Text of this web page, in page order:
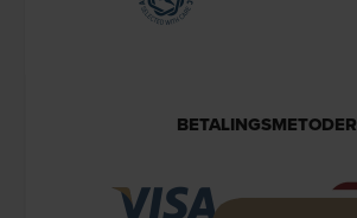
BETALINGSMETODER